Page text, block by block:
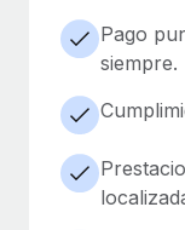
Pago
siempre.